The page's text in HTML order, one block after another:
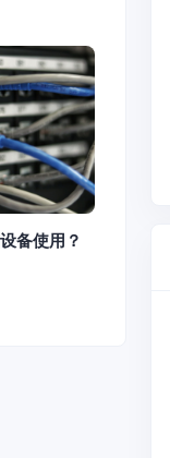
备使用？